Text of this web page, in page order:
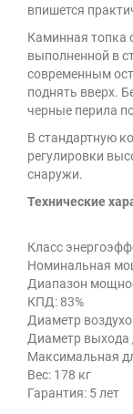
впишется
Каминная топка
выполненной в
современным
поднять вверх.
черные перила
В стандартную
регулировки
снаружи.
Технические
Класс
Номинальная
Диапазон
КПД: 83%
Диаметр
Диаметр
Максимальная
Вес: 178 кг
Гарантия: 5 лет